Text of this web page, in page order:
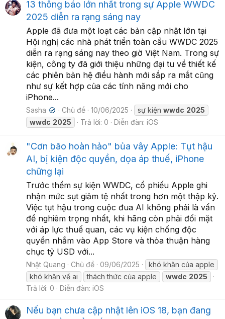
13 thông báo lớn nhất trong sự Apple WWDC
2025 diễn ra rạng sáng nay
Apple đã đưa một loạt các bản cập nhật lớn tại
Hội nghị các nhà phát triển toàn cầu WWDC 2025
diễn ra rạng sáng nay theo giờ Việt Nam. Trong sự
kiện, công ty đã giới thiệu những đại tu về thiết kế
các phiên bản hệ điều hành mới sắp ra mắt cũng
như sự kết hợp của các tính năng mới cho
iPhone...
Sasha ✔ Chủ đề 10/06/2025 sự kiệnwwdc 2025
wwdc 2025 Trả lời: 0 Diễn đàn: iOS
"Cơn bão hoàn hảo" bủa vây Apple: Tụt hậu
AI, bị kiện độc quyền, dọa áp thuế, iPhone
chững lại
Trước thềm sự kiện WWDC, cổ phiếu Apple ghi
nhận mức sụt giảm tệ nhất trong hơn một thập kỷ.
Việc tụt hậu trong cuộc đua AI không phải là vấn
đề nghiêm trọng nhất, khi hãng còn phải đối mặt
với áp lực thuế quan, các vụ kiện chống độc
quyền nhắm vào App Store và thỏa thuận hàng
chục tỷ USD với...
Nhật Quang Chủ đề 09/06/2025
khó khăn của apple
khó khăn về ai
thách thức của apple wwdc 2025
Trả lời: 0
Diễn đàn: iOS
Nếu bạn chưa cập nhật lên iOS 18, bạn đang